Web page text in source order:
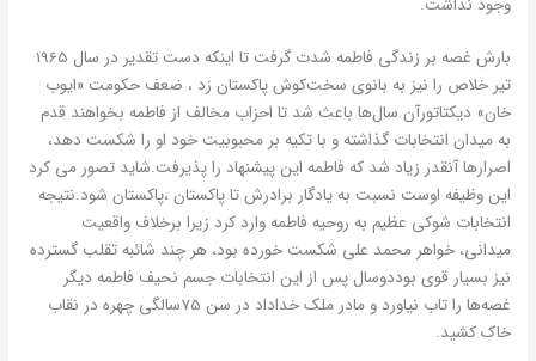
بارش غصه بر زندگی فاطمه شدت گرفت تا اینکه دست تقدیر در سال 1965
تیر خلاص را نیز به بانوی سخت‌کوش پاکستان زد ، ضعف حکومت «ایوب
خان» دیکتاتورآن سال‌ها باعث شد تا احزاب مخالف از فاطمه بخواهند قدم
به میدان انتخابات گذاشته و با تکیه بر محبوبیت خود او را شکست دهد،
اصرارها آنقدر زیاد شد که فاطمه این پیشنهاد را پذیرفت.شاید تصور می کرد
این وظیفه اوست نسبت به یادگار برادرش تا پاکستان ،پاکستان شود.نتیجه
انتخابات شوکی عظیم به روحیه فاطمه وارد کرد زیرا برخلاف واقعیت
میدانی، خواهر محمد علی شکست خورده بود، هر چند شائبه تقلب گسترده
نیز بسیار قوی بوددوسال پس از این انتخابات جسم نحیف فاطمه دیگر
غصه‌ها را تاب نیاورد و مادر ملک خداداد در سن 75سالگی چهره در نقاب
خاک کشید.